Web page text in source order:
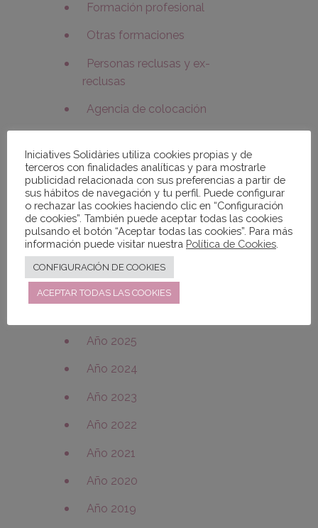
Formación profesional
Otras formaciones
Personas reclusas y ex-
reclusas
Agencia de colocación
Voluntariado
Trabajo en red
SOMOS
TRANSPARENTES
Año 2025
Año 2024
Año 2023
Año 2022
Año 2021
Año 2020
Año 2019
Iniciatives Solidàries utiliza cookies propias y de
terceros con finalidades analíticas y para mostrarle
publicidad relacionada con sus preferencias a partir de
sus hábitos de navegación y tu perfil. Puede configurar
o rechazar las cookies haciendo clic en “Configuración
de cookies”. También puede aceptar todas las cookies
pulsando el botón “Aceptar todas las cookies”. Para más
información puede visitar nuestra Política de Cookies
CONFIGURACIÓN DE COOKIES
ACEPTAR TODAS LAS COOKIES